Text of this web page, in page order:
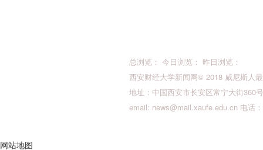
总浏览： 今日浏览： 昨日浏览：
西安财经大学新闻网© 2018 威尼斯人
地址：中国西安市长安区常宁大街360
email: news@mail.xaufe.edu.cn 电话
网站地图